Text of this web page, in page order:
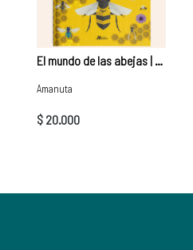
El mundo de las abejas | Cristina Banfi
Amanuta
$ 20.000